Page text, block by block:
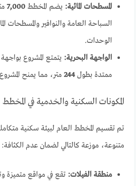
المسطحات المائية: يضم المخطط7,000
السباحة العامة والنوافير والمسطحات
الوحدات.
الواجهة البحرية:
ممتدة بطول244 متر، مما يمنح
المكونات السكنية والخدمية في المخطط
تم تقسيم المخطط العام لبيئة سكنية
متنوعة، موزعة كالتالي لضمان عدم الكثافة:
منطقة الفيلات: تقع في مواقع متميزة